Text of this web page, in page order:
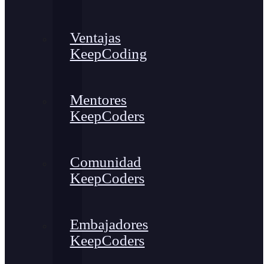
Ventajas
KeepCoding
Mentores
KeepCoders
Comunidad
KeepCoders
Embajadores
KeepCoders